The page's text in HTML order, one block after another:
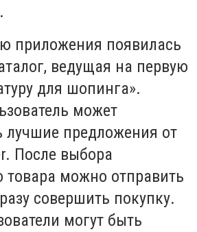
приложения появилась
ведущая на первую
для шопинга».
может
лучшие предложения от
После выбора
товара можно отправить
совершить покупку.
могут быть